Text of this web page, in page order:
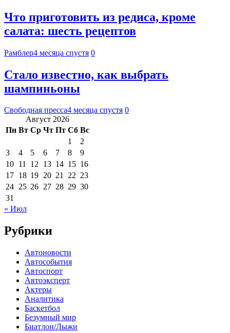
Что приготовить из редиса, кроме
салата: шесть рецептов
Рамблер4 месяца спустя 0
Стало известно, как выбрать
шампиньоны
Свободная пресса4 месяца спустя 0
Август 2026
Пн Вт Ср Чт Пт Сб Вс
1
2
3
4 5 6 7 8
9
10 11 12 13 14 15 16
17 18 19 20 21 22 23
24 25 26 27 28 29 30
31
« Июл
Рубрики
Автоновости
Автособытия
Автоспорт
Автоэксперт
Актеры
Аналитика
Баскетбол
Безумный мир
Биатлон/Лыжи